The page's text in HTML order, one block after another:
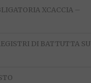
XCACCIA –
DI BATTUTTA SU